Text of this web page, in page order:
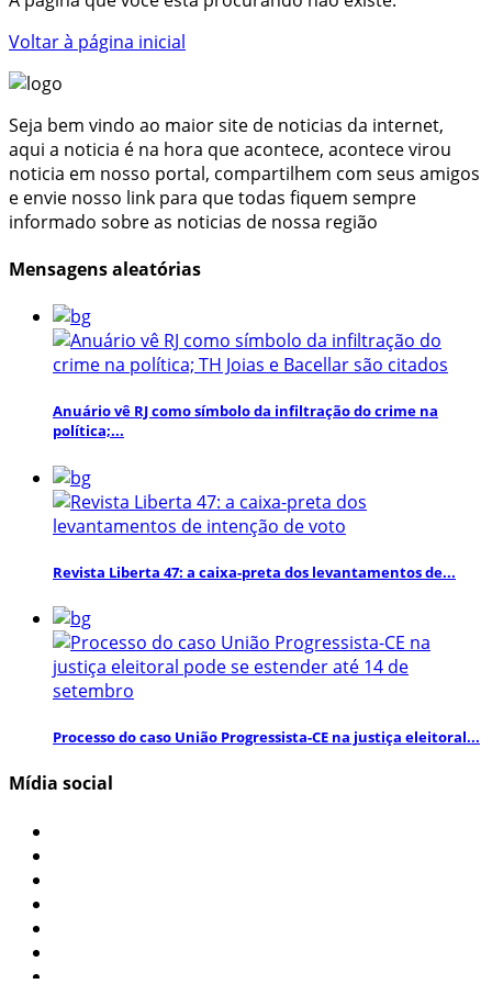
Voltar à página inicial
Seja bem vindo ao maior site de noticias da internet,
aqui a noticia é na hora que acontece, acontece virou
noticia em nosso portal, compartilhem com seus amigos
e envie nosso link para que todas fiquem sempre
informado sobre as noticias de nossa região
Mensagens aleatórias
Anuário vê RJ como símbolo da infiltração do crime na
política;...
Revista Liberta 47: a caixa-preta dos levantamentos de...
Processo do caso União Progressista-CE na justiça eleitoral...
Mídia social